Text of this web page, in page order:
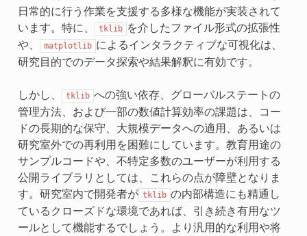
日常的に行う作業を支援する多様な機能が実装されて
います。特に、
tklib を介したファイル形式の拡張性
や、
matplotlib によるインタラクティブな可視化は、
研究目的でのデータ探索や結果解釈に有効です。
しかし、 tklib への強い依存、グローバルステートの
管理方法、および一部の数値計算効率の課題は、コー
ドの長期的な保守、大規模データへの適用、あるいは
研究室外での再利用を困難にしています。教育用途の
サンプルコードや、不特定多数のユーザーが利用する
公開ライブラリとしては、これらの点が障壁となりま
す。研究室内で開発者が tklib の内部構造にも精通し
ているクローズドな環境であれば、引き続き有用なツ
ールとして機能するでしょう。より汎用的な利用や将